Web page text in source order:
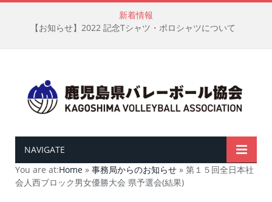
新着情報
【お知らせ】2022 記念Tシャツ・ポロシャツについて
NAVIGATE
You are at:Home » 事務局からのお知らせ » 第１５回全日本社
会人西ブロック男女優勝大会 県予選会(結果)